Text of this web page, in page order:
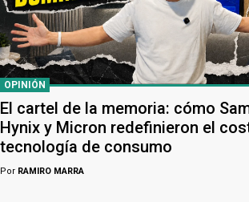
OPINIÓN
El cartel de la memoria: cómo
Hynix y Micron redefinieron el
tecnología de consumo
Por RAMIRO MARRA